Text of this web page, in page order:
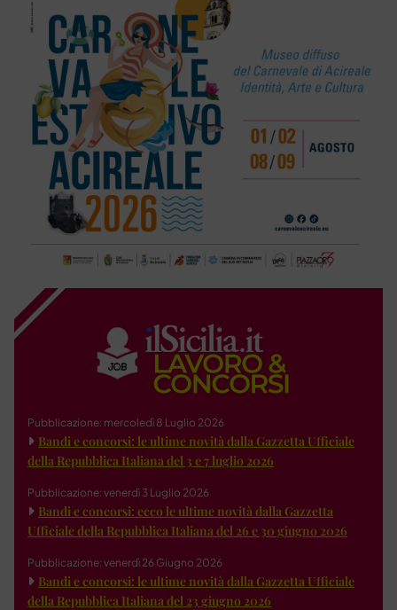
Pubblicazione: mercoledì 8 Luglio 2026
Bandi e concorsi: le ultime novità dalla Gazzetta Ufficiale
della Repubblica Italiana del 3 e 7 luglio 2026
Pubblicazione: venerdì 3 Luglio 2026
Bandi e concorsi: ecco le ultime novità dalla Gazzetta
Ufficiale della Repubblica Italiana del 26 e 30 giugno 2026
Pubblicazione: venerdì 26 Giugno 2026
Bandi e concorsi: le ultime novità dalla Gazzetta Ufficiale
della Repubblica Italiana del 23 giugno 2026